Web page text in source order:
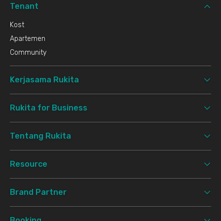
Tenant
Kost
Apartemen
Community
Kerjasama Rukita
Rukita for Business
Tentang Rukita
Resource
Brand Partner